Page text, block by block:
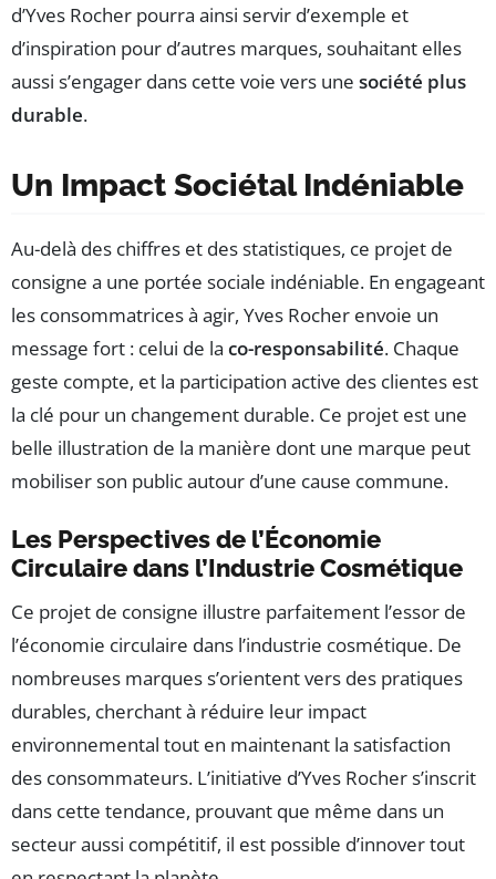
d’Yves Rocher pourra ainsi servir d’exemple et
d’inspiration pour d’autres marques, souhaitant elles
aussi s’engager dans cette voie vers une société plus
durable.
Un Impact Sociétal Indéniable
Au-delà des chiffres et des statistiques, ce projet de
consigne a une portée sociale indéniable. En engageant
les consommatrices à agir, Yves Rocher envoie un
message fort : celui de la co-responsabilité. Chaque
geste compte, et la participation active des clientes est
la clé pour un changement durable. Ce projet est une
belle illustration de la manière dont une marque peut
mobiliser son public autour d’une cause commune.
Les Perspectives de l’Économie
Circulaire dans l’Industrie Cosmétique
Ce projet de consigne illustre parfaitement l’essor de
l’économie circulaire dans l’industrie cosmétique. De
nombreuses marques s’orientent vers des pratiques
durables, cherchant à réduire leur impact
environnemental tout en maintenant la satisfaction
des consommateurs. L’initiative d’Yves Rocher s’inscrit
dans cette tendance, prouvant que même dans un
secteur aussi compétitif, il est possible d’innover tout